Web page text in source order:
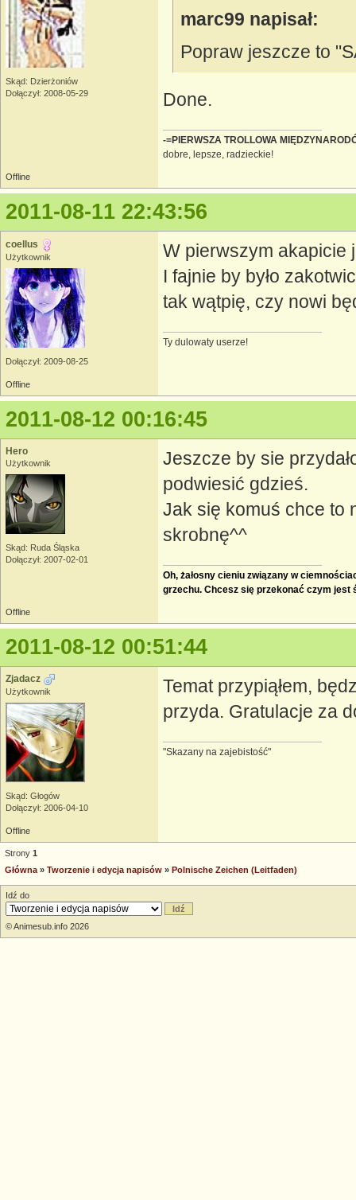
Skąd: Dzierżoniów
Dołączył: 2008-05-29
marc99 napisał:
Popraw jeszcze to
Done.
-=PIERWSZA TROLLOWA
dobre, lepsze, radzieckie!
Offline
2011-08-11 22:43:56
coellus
Użytkownik
Dołączył: 2009-08-25
W pierwszym akapicie
I fajnie by było
tak wątpię, czy nowi
Ty dulowaty userze!
Offline
2011-08-12 00:16:45
Hero
Użytkownik
Skąd: Ruda Śląska
Dołączył: 2007-02-01
Jeszcze by sie
podwiesić gdzieś.
Jak się komuś chce to
skrobnę^^
Oh, żałosny cieniu związany w
grzechu. Chcesz się przekonać czym jest
Offline
2011-08-12 00:51:44
Zjadacz
Użytkownik
Skąd: Głogów
Dołączył: 2006-04-10
Temat przypiąłem,
przyda. Gratulacje za
"Skazany na zajebistość"
Offline
Strony 1
Główna » Tworzenie i edycja napisów » Polnische Zeichen (Leitfaden)
Idź do
© Animesub.info 2026